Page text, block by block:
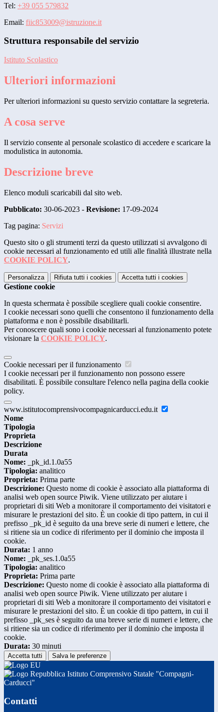
Tel: +39 055 579832
Email: fiic853009@istruzione.it
Struttura responsabile del servizio
Istituto Scolastico
Ulteriori informazioni
Per ulteriori informazioni su questo servizio contattare la segreteria.
A cosa serve
Il servizio consente al personale scolastico di accedere e scaricare la
modulistica in autonomia.
Descrizione breve
Elenco moduli scaricabili dal sito web.
Pubblicato: 30-06-2023 - Revisione: 17-09-2024
Tag pagina: Servizi
Questo sito o gli strumenti terzi da questo utilizzati si avvalgono di
cookie necessari al funzionamento ed utili alle finalità illustrate nella
COOKIE POLICY.
Personalizza Rifiuta tutti i cookies Accetta tutti i cookies
Gestione cookie
In questa schermata è possibile scegliere quali cookie consentire.
I cookie necessari sono quelli che consentono il funzionamento della
piattaforma e non è possibile disabilitarli.
Per conoscere quali sono i cookie necessari al funzionamento potete
visionare la COOKIE POLICY.
Cookie necessari per il funzionamento
I cookie necessari per il funzionamento non possono essere
disabilitati. È possibile consultare l'elenco nella pagina della cookie
policy.
www.istitutocomprensivocompagnicarducci.edu.it
Nome
Tipologia
Proprieta
Descrizione
Durata
Nome: _pk_id.1.0a55
Tipologia: analitico
Proprieta: Prima parte
Descrizione: Questo nome di cookie è associato alla piattaforma di
analisi web open source Piwik. Viene utilizzato per aiutare i
proprietari di siti Web a monitorare il comportamento dei visitatori e
misurare le prestazioni del sito. È un cookie di tipo pattern, in cui il
prefisso _pk_id è seguito da una breve serie di numeri e lettere, che
si ritiene sia un codice di riferimento per il dominio che imposta il
cookie.
Durata: 1 anno
Nome: _pk_ses.1.0a55
Tipologia: analitico
Proprieta: Prima parte
Descrizione: Questo nome di cookie è associato alla piattaforma di
analisi web open source Piwik. Viene utilizzato per aiutare i
proprietari di siti Web a monitorare il comportamento dei visitatori e
misurare le prestazioni del sito. È un cookie di tipo pattern, in cui il
prefisso _pk_ses è seguito da una breve serie di numeri e lettere, che
si ritiene sia un codice di riferimento per il dominio che imposta il
cookie.
Durata: 30 minuti
Accetta tutti Salva le preferenze
Istituto Comprensivo Statale "Compagni-
Carducci"
Contatti